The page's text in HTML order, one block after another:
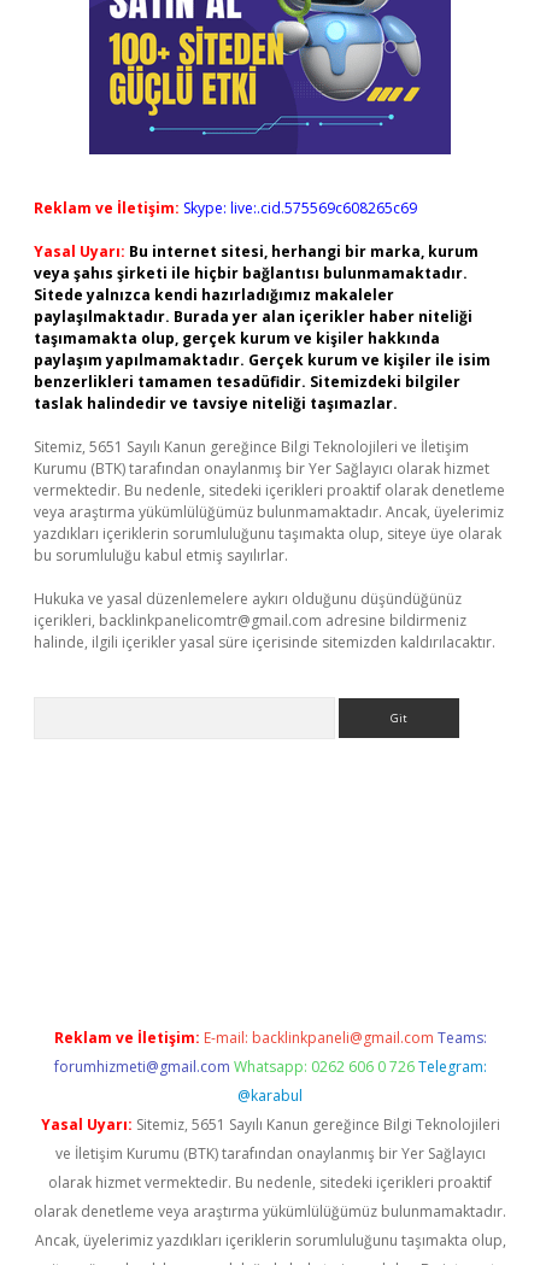
Reklam ve İletişim: Skype: live:.cid.575569c608265c69
Yasal Uyarı: Bu internet sitesi, herhangi bir marka, kurum
veya şahıs şirketi ile hiçbir bağlantısı bulunmamaktadır.
Sitede yalnızca kendi hazırladığımız makaleler
paylaşılmaktadır. Burada yer alan içerikler haber niteliği
taşımamakta olup, gerçek kurum ve kişiler hakkında
paylaşım yapılmamaktadır. Gerçek kurum ve kişiler ile isim
benzerlikleri tamamen tesadüfidir. Sitemizdeki bilgiler
taslak halindedir ve tavsiye niteliği taşımazlar.
Sitemiz, 5651 Sayılı Kanun gereğince Bilgi Teknolojileri ve İletişim
Kurumu (BTK) tarafından onaylanmış bir Yer Sağlayıcı olarak hizmet
vermektedir. Bu nedenle, sitedeki içerikleri proaktif olarak denetleme
veya araştırma yükümlülüğümüz bulunmamaktadır. Ancak, üyelerimiz
yazdıkları içeriklerin sorumluluğunu taşımakta olup, siteye üye olarak
bu sorumluluğu kabul etmiş sayılırlar.
Hukuka ve yasal düzenlemelere aykırı olduğunu düşündüğünüz
içerikleri, backlinkpanelicomtr@gmail.com adresine bildirmeniz
halinde, ilgili içerikler yasal süre içerisinde sitemizden kaldırılacaktır.
Reklam ve İletişim: E-mail: backlinkpaneli@gmail.com Teams:
forumhizmeti@gmail.com Whatsapp: 0262 606 0 726 Telegram:
@karabul
Yasal Uyarı: Sitemiz, 5651 Sayılı Kanun gereğince Bilgi Teknolojileri
ve İletişim Kurumu (BTK) tarafından onaylanmış bir Yer Sağlayıcı
olarak hizmet vermektedir. Bu nedenle, sitedeki içerikleri proaktif
olarak denetleme veya araştırma yükümlülüğümüz bulunmamaktadır.
Ancak, üyelerimiz yazdıkları içeriklerin sorumluluğunu taşımakta olup,